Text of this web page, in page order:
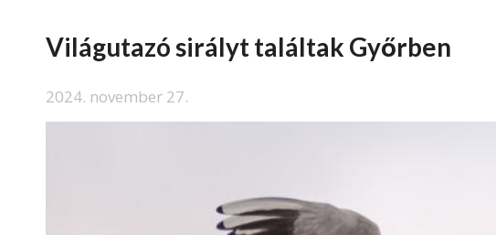
Világutazó sirályt találtak Győrben
2024. november 27.